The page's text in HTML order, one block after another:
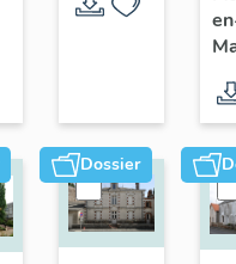
d'
Dossier